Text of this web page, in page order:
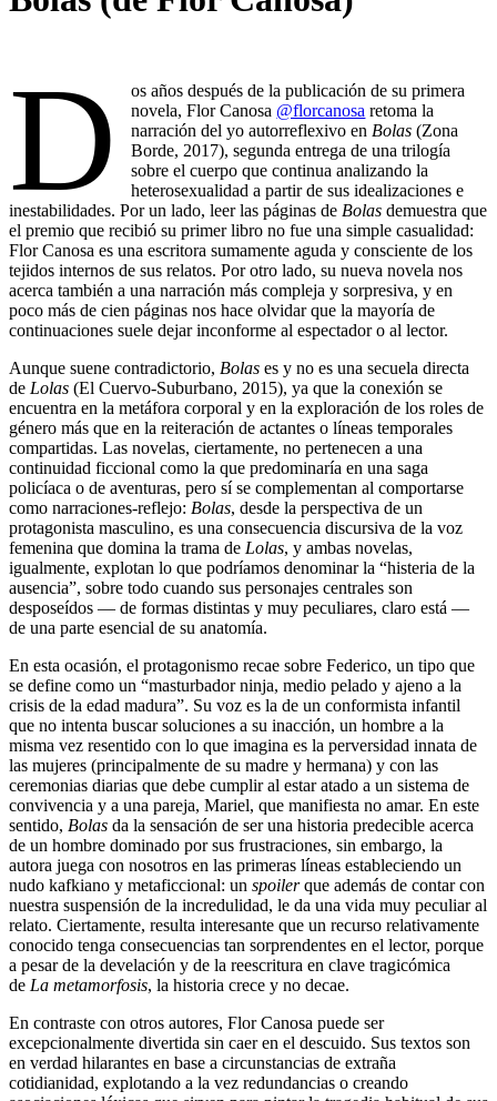
D
os años después de la publicación de su primera
novela, Flor Canosa @florcanosa retoma la
narración del yo autorreflexivo en Bolas(Zona
Borde, 2017), segunda entrega de una trilogía
sobre el cuerpo que continua analizando la
heterosexualidad a partir de sus idealizaciones e
inestabilidades. Por un lado, leer las páginas de Bolas demuestra que
el premio que recibió su primer libro no fue una simple casualidad:
Flor Canosa es una escritora sumamente aguda y consciente de los
tejidos internos de sus relatos. Por otro lado, su nueva novela nos
acerca también a una narración más compleja y sorpresiva, y en
poco más de cien páginas nos hace olvidar que la mayoría de
continuaciones suele dejar inconforme al espectador o al lector.
Aunque suene contradictorio, Bolas es y no es una secuela directa
de Lolas (El Cuervo-Suburbano, 2015), ya que la conexión se
encuentra en la metáfora corporal y en la exploración de los roles de
género más que en la reiteración de actantes o líneas temporales
compartidas. Las novelas, ciertamente, no pertenecen a una
continuidad ficcional como la que predominaría en una saga
policíaca o de aventuras, pero sí se complementan al comportarse
como narraciones-reflejo: Bolas, desde la perspectiva de un
protagonista masculino, es una consecuencia discursiva de la voz
femenina que domina la trama de Lolas, y ambas novelas,
igualmente, explotan lo que podríamos denominar la “histeria de la
ausencia”, sobre todo cuando sus personajes centrales son
desposeídos — de formas distintas y muy peculiares, claro está —
de una parte esencial de su anatomía.
En esta ocasión, el protagonismo recae sobre Federico, un tipo que
se define como un “masturbador ninja, medio pelado y ajeno a la
crisis de la edad madura”. Su voz es la de un conformista infantil
que no intenta buscar soluciones a su inacción, un hombre a la
misma vez resentido con lo que imagina es la perversidad innata de
las mujeres (principalmente de su madre y hermana) y con las
ceremonias diarias que debe cumplir al estar atado a un sistema de
convivencia y a una pareja, Mariel, que manifiesta no amar. En este
sentido, Bolas da la sensación de ser una historia predecible acerca
de un hombre dominado por sus frustraciones, sin embargo, la
autora juega con nosotros en las primeras líneas estableciendo un
nudo kafkiano y metaficcional: un spoilerque además de contar con
nuestra suspensión de la incredulidad, le da una vida muy peculiar al
relato. Ciertamente, resulta interesante que un recurso relativamente
conocido tenga consecuencias tan sorprendentes en el lector, porque
a pesar de la develación y de la reescritura en clave tragicómica
de La metamorfosis, la historia crece y no decae.
En contraste con otros autores, Flor Canosa puede ser
excepcionalmente divertida sin caer en el descuido. Sus textos son
en verdad hilarantes en base a circunstancias de extraña
cotidianidad, explotando a la vez redundancias o creando